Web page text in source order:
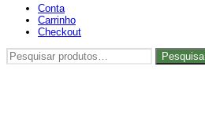
Conta
Carrinho
Checkout
Pesquisar
por:
Pesquisa